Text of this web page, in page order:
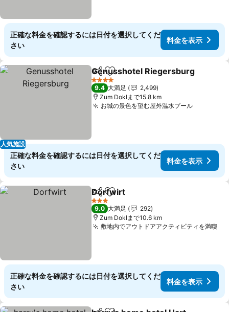
正確な料金を確認するには日付を選択してくだ
さい
料金を表示
人気施設
シェアお気に入りに追加
Genusshotel Riegersburg
4 ホテルのランク
9.4 大満足
2,499
Zum Doklまで15.8 km
お城の景色を望む屋外温水プール料金を表
正確な料金を確認するには日付を選択してくだ
さい
料金を表示
シェアお気に入りに追加
Dorfwirt
3 ホテルのランク
9.0 大満足
292
Zum Doklまで10.6 km
敷地内でアウトドアアクティビティを満喫料
正確な料金を確認するには日付を選択してくだ
さい
料金を表示